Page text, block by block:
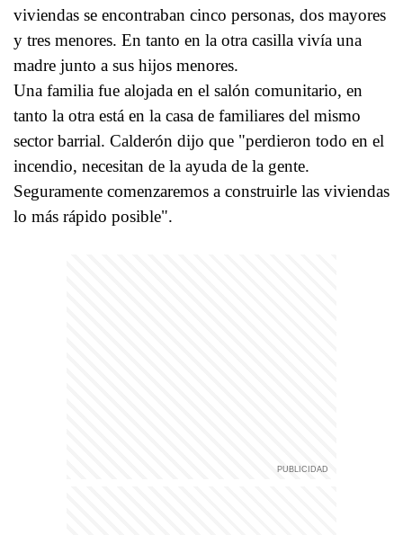
viviendas se encontraban cinco personas, dos mayores
y tres menores. En tanto en la otra casilla vivía una
madre junto a sus hijos menores.
Una familia fue alojada en el salón comunitario, en
tanto la otra está en la casa de familiares del mismo
sector barrial. Calderón dijo que "perdieron todo en el
incendio, necesitan de la ayuda de la gente.
Seguramente comenzaremos a construirle las viviendas
lo más rápido posible".